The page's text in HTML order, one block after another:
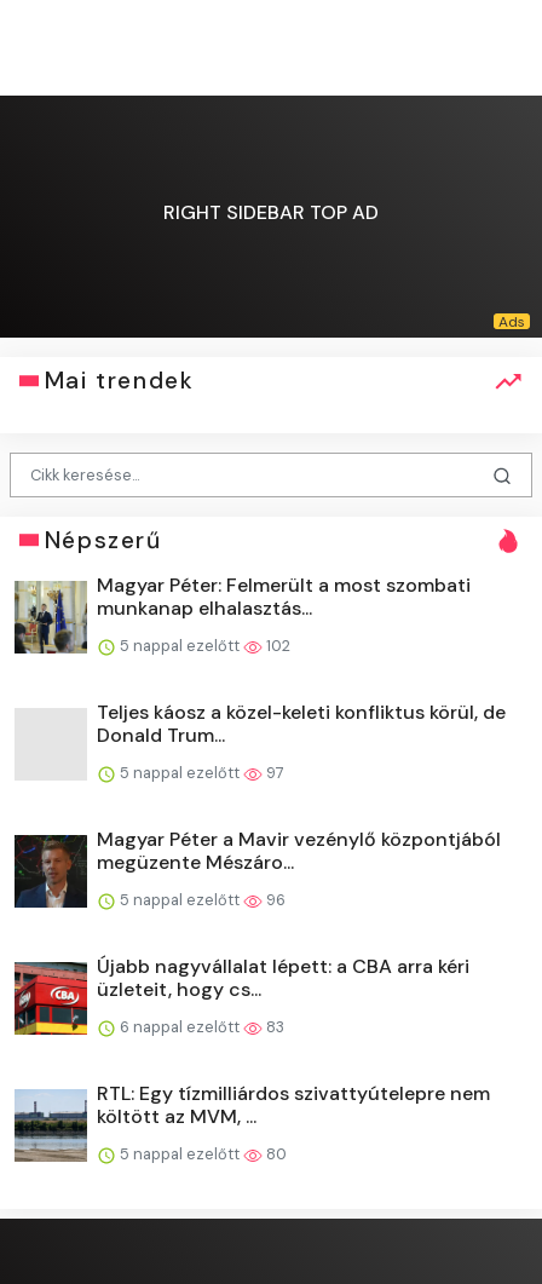
RIGHT SIDEBAR TOP AD
Mai trendek
Népszerű
Magyar Péter: Felmerült a most szombati
munkanap elhalasztás...
5 nappal ezelőtt 102
Teljes káosz a közel-keleti konfliktus körül, de
Donald Trum...
5 nappal ezelőtt 97
Magyar Péter a Mavir vezénylő központjából
megüzente Mészáro...
5 nappal ezelőtt 96
Újabb nagyvállalat lépett: a CBA arra kéri
üzleteit, hogy cs...
6 nappal ezelőtt 83
RTL: Egy tízmilliárdos szivattyútelepre nem
költött az MVM, ...
5 nappal ezelőtt 80